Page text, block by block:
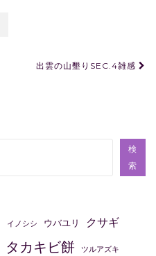
出雲の山墾りSEC.4雑感
検
索
イノシシ ウバユリ クサギ
タカキビ餅 ツルアズキ